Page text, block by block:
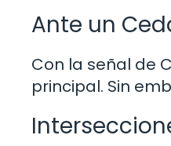
Ante un
Con la señal de
principal. Sin